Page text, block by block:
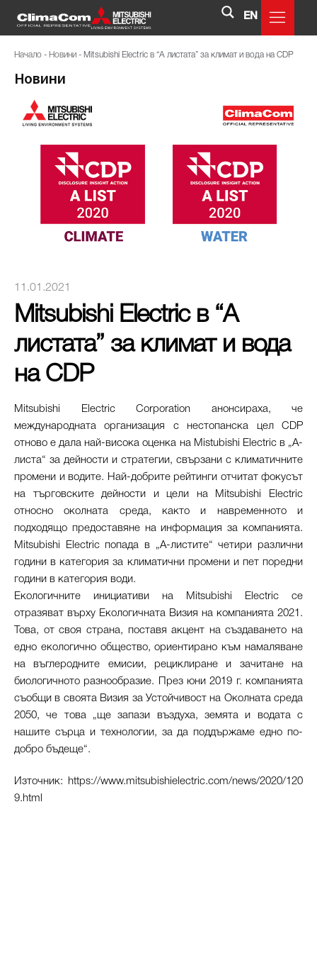
EN
Начало - Новини - Mitsubishi Electric в “A листата” за климат и вода на CDP
Новини
11.01.2021
Mitsubishi Electric в “A
листата” за климат и вода
на CDP
Mitsubishi Electric Corporation анонсираха, че
международната организация с нестопанска цел CDP
отново е дала най-висока оценка на Mistubishi Electric в „А-
листа“ за дейности и стратегии, свързани с климатичните
промени и водите. Най-добрите рейтинги отчитат фокусът
на търговските дейности и цели на Mitsubishi Electric
относно околната среда, както и навременното и
подходящо предоставяне на информация за компанията.
Mitsubishi Electric попада в „А-листите“ четири различни
години в категория за климатични промени и пет поредни
години в категория води.
Екологичните инициативи на Mitsubishi Electric се
отразяват върху Екологичната Визия на компанията 2021.
Това, от своя страна, поставя акцент на създаването на
едно екологично общество, ориентирано към намаляване
на въглеродните емисии, рециклиране и зачитане на
биологичното разнообразие. През юни 2019 г. компанията
съобщи в своята Визия за Устойчивост на Околната среда
2050, че това „ще запази въздуха, земята и водата с
нашите сърца и технологии, за да поддържаме едно по-
добро бъдеще“.
Източник: https://www.mitsubishielectric.com/news/2020/120
9.html